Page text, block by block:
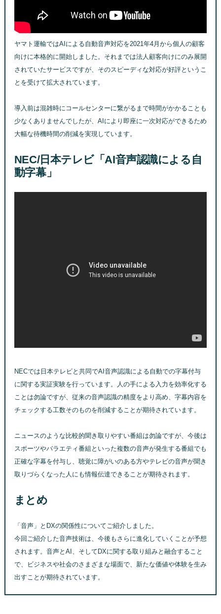
ヤマト運輸ではAIによる自動音声対応を2021年4月から個人の顧客
向けに本格的に開始しました。それまでは法人顧客向けにのみ展開
されていたサービスですが、そのスピーディな対応が好評というこ
とを受けて拡大されています。
導入前は混雑時にコールセンターに繋がるまで時間がかかることも
少なくありませんでしたが、AIにより即座に一次対応ができるため
大幅な待機時間の削減を実現しています。
NEC/日本テレビ「AI音声認識による自
動字幕」
NECでは日本テレビと共同でAI音声認識による自動での字幕付与
に関する実証実験を行っています。人の手による入力を効率化する
ことは勿論ですが、従来の音声認識の精度をより高め、字幕内容を
チェックする工数そのものを削減することが期待されています。
ニュースのような比較的聞き取りやすい番組は勿論ですが、今後は
スポーツやバラエティ番組といった複数の音声が発生する番組でも
正確な字幕を付与し、聴覚に障がいのある方やテレビの音声が聞き
取りづらくなった人にも情報伝達できることが期待されます。
まとめ
「音声」とDXの関係性についてご紹介しました。
今回ご紹介した音声技術は、今後もさらに進化していくことが予想
されます。音声とAI、そしてDXに関する取り組みと融合すること
で、ビジネスや社会のさまざまな場面で、新たな価値や体験を生み
出すことが期待されています。